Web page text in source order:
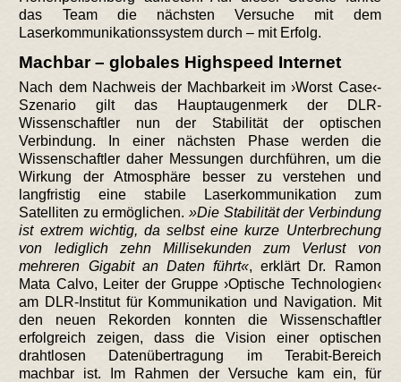
das Team die nächsten Versuche mit dem
Laserkommunikationssystem durch – mit Erfolg.
Machbar – globales Highspeed Internet
Nach dem Nachweis der Machbarkeit im ›Worst Case‹-
Szenario gilt das Hauptaugenmerk der DLR-
Wissenschaftler nun der Stabilität der optischen
Verbindung. In einer nächsten Phase werden die
Wissenschaftler daher Messungen durchführen, um die
Wirkung der Atmosphäre besser zu verstehen und
langfristig eine stabile Laserkommunikation zum
Satelliten zu ermöglichen.
Die Stabilität der Verbindung
ist extrem wichtig, da selbst eine kurze Unterbrechung
von lediglich zehn Millisekunden zum Verlust von
mehreren Gigabit an Daten führt , erklärt Dr. Ramon
Mata Calvo, Leiter der Gruppe ›Optische Technologien‹
am DLR-Institut für Kommunikation und Navigation. Mit
den neuen Rekorden konnten die Wissenschaftler
erfolgreich zeigen, dass die Vision einer optischen
drahtlosen Datenübertragung im Terabit-Bereich
machbar ist. Im Rahmen der Versuche kam ein, für